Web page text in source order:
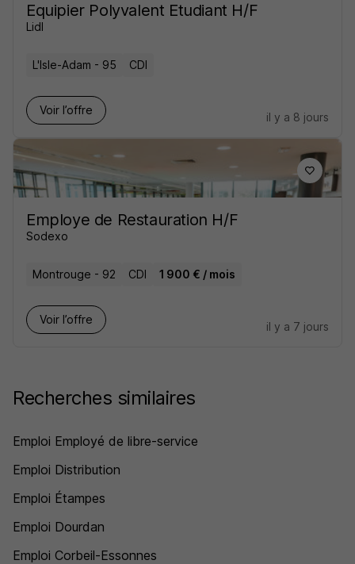
Equipier Polyvalent Etudiant H/F
Lidl
L'Isle-Adam - 95 CDI
Voir l’offre
il y a 8 jours
Employe de Restauration H/F
Sodexo
Montrouge - 92 CDI 1 900 € / mois
Voir l’offre
il y a 7 jours
Recherches similaires
Emploi Employé de libre-service
Emploi Distribution
Emploi Étampes
Emploi Dourdan
Emploi Corbeil-Essonnes